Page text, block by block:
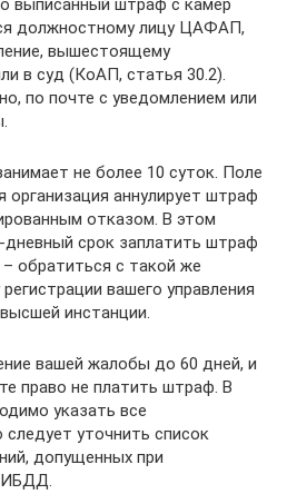
выписанный штраф с камер
должностному лицу ЦАФАП,
вышестоящему
в суд (КоАП, статья 30.2).
по почте с уведомлением или
не более 10 суток. Поле
аннулирует штраф
отказом. В этом
дневный срок заплатить штраф
обратиться с такой же
вашего управления
инстанции.
вашей жалобы до 60 дней, и
право не платить штраф. В
указать все
следует уточнить список
допущенных при